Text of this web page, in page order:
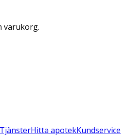
varukorg.
TjänsterHitta apotekKundservice